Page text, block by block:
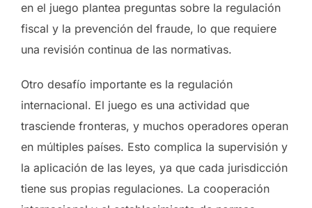
en el juego plantea preguntas sobre la regulación
fiscal y la prevención del fraude, lo que requiere
una revisión continua de las normativas.
Otro desafío importante es la regulación
internacional. El juego es una actividad que
trasciende fronteras, y muchos operadores operan
en múltiples países. Esto complica la supervisión y
la aplicación de las leyes, ya que cada jurisdicción
tiene sus propias regulaciones. La cooperación